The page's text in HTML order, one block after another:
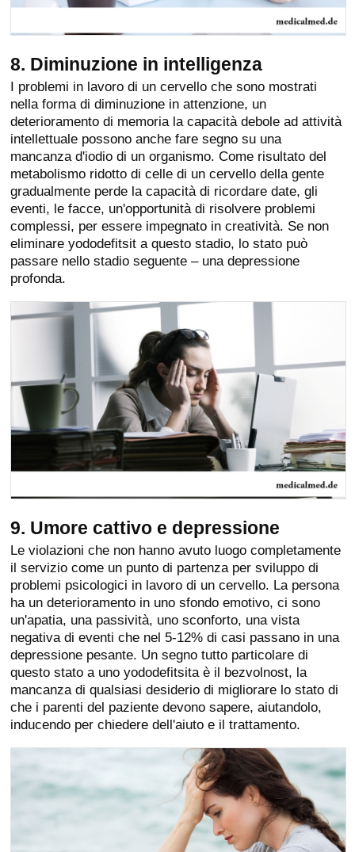
8. Diminuzione in intelligenza
I problemi in lavoro di un cervello che sono mostrati
nella forma di diminuzione in attenzione, un
deterioramento di memoria la capacità debole ad attività
intellettuale possono anche fare segno su una
mancanza d'iodio di un organismo. Come risultato del
metabolismo ridotto di celle di un cervello della gente
gradualmente perde la capacità di ricordare date, gli
eventi, le facce, un'opportunità di risolvere problemi
complessi, per essere impegnato in creatività. Se non
eliminare yododefitsit a questo stadio, lo stato può
passare nello stadio seguente – una depressione
profonda.
9. Umore cattivo e depressione
Le violazioni che non hanno avuto luogo completamente
il servizio come un punto di partenza per sviluppo di
problemi psicologici in lavoro di un cervello. La persona
ha un deterioramento in uno sfondo emotivo, ci sono
un'apatia, una passività, uno sconforto, una vista
negativa di eventi che nel 5-12% di casi passano in una
depressione pesante. Un segno tutto particolare di
questo stato a uno yododefitsita è il bezvolnost, la
mancanza di qualsiasi desiderio di migliorare lo stato di
che i parenti del paziente devono sapere, aiutandolo,
inducendo per chiedere dell'aiuto e il trattamento.